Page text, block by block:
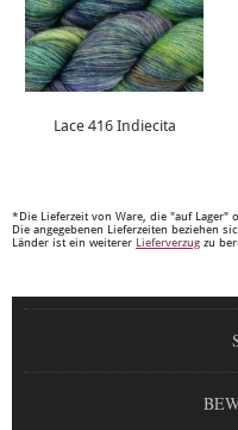
Lace 416 Indiecita
*Die Lieferzeit von Ware, die "auf Lager"
Die angegebenen Lieferzeiten beziehen
Länder ist ein weiterer Lieferverzug zu